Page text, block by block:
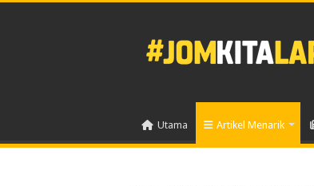
Utama Artikel Menarik